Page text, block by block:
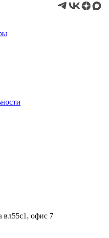
вл55с1, офис 7